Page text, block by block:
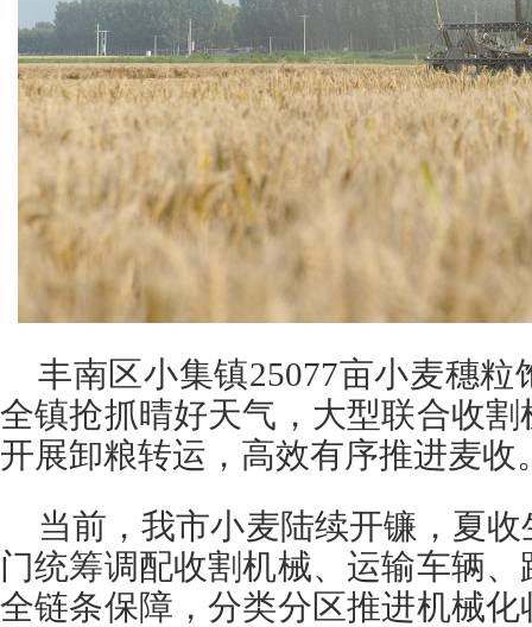
丰南区小集镇25077亩小麦穗
全镇抢抓晴好天气，大型联合收
开展卸粮转运，高效有序推进麦收
当前，我市小麦陆续开镰，夏
门统筹调配收割机械、运输车辆
全链条保障，分类分区推进机械